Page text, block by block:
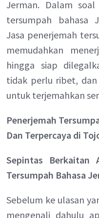
Jerman. Dalam
tersumpah bahasa
Jasa penerjemah
memudahkan
hingga siap
tidak perlu ribet,
untuk terjemahkan
Penerjemah
Dan Terpercaya di
Sepintas Berkaitan
Tersumpah Bahasa
Sebelum ke ulasan
mengenali dahulu